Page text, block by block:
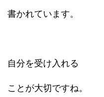
書かれています。
自分を受け入れる
ことが大切ですね。